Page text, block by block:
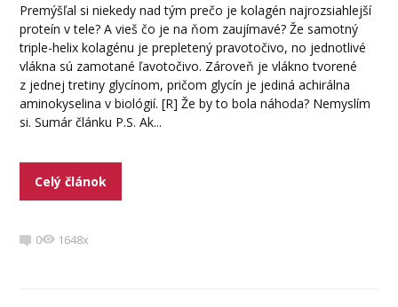
Premýšľal si niekedy nad tým prečo je kolagén najrozsiahlejší
proteín v tele? A vieš čo je na ňom zaujímavé? Že samotný
triple-helix kolagénu je prepletený pravotočivo, no jednotlivé
vlákna sú zamotané ľavotočivo. Zároveň je vlákno tvorené
z jednej tretiny glycínom, pričom glycín je jediná achirálna
aminokyselina v biológií. [R] Že by to bola náhoda? Nemyslím
si. Sumár článku P.S. Ak...
Celý článok
0 1648x